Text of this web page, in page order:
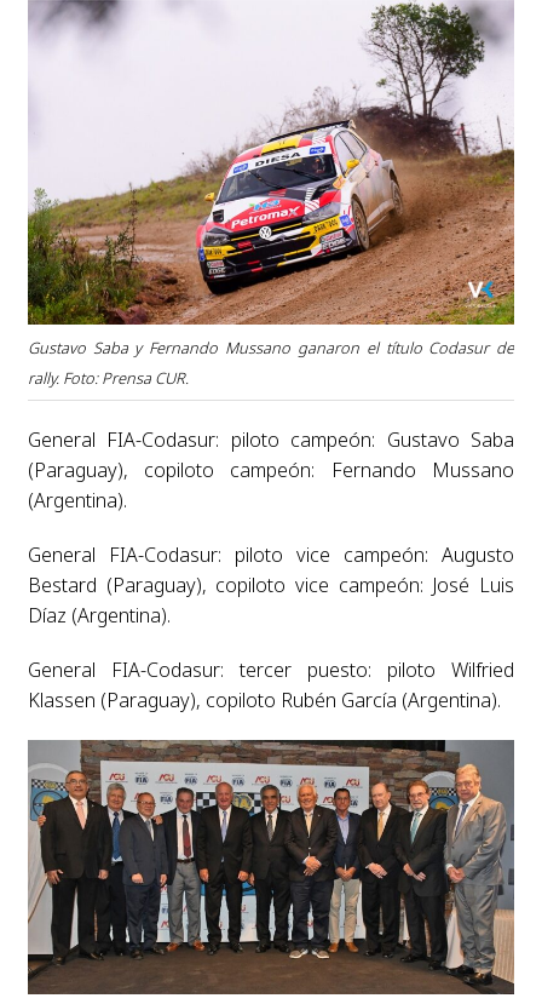
Gustavo Saba y Fernando Mussano ganaron el título Codasur de
rally. Foto: Prensa CUR.
General FIA-Codasur: piloto campeón: Gustavo Saba
(Paraguay), copiloto campeón: Fernando Mussano
(Argentina).
General FIA-Codasur: piloto vice campeón: Augusto
Bestard (Paraguay), copiloto vice campeón: José Luis
Díaz (Argentina).
General FIA-Codasur: tercer puesto: piloto Wilfried
Klassen (Paraguay), copiloto Rubén García (Argentina).